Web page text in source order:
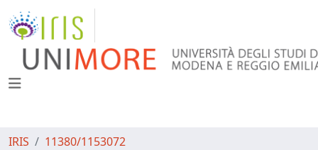
IRIS 11380/1153072